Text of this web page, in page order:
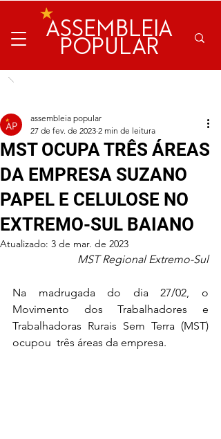
ASSEMBLEIA
POPULAR
MST OCUPA TRÊS ÁREAS
DA EMPRESA SUZANO
PAPEL E CELULOSE NO
EXTREMO-SUL BAIANO
assembleia popular
27 de fev. de 2023 2 min de leitura
Atualizado: 3 de mar. de 2023
MST Regional Extremo-Sul
Na madrugada do dia 27/02, o
Movimento dos Trabalhadores e
Trabalhadoras Rurais Sem Terra (MST)
ocupou  três áreas da empresa.